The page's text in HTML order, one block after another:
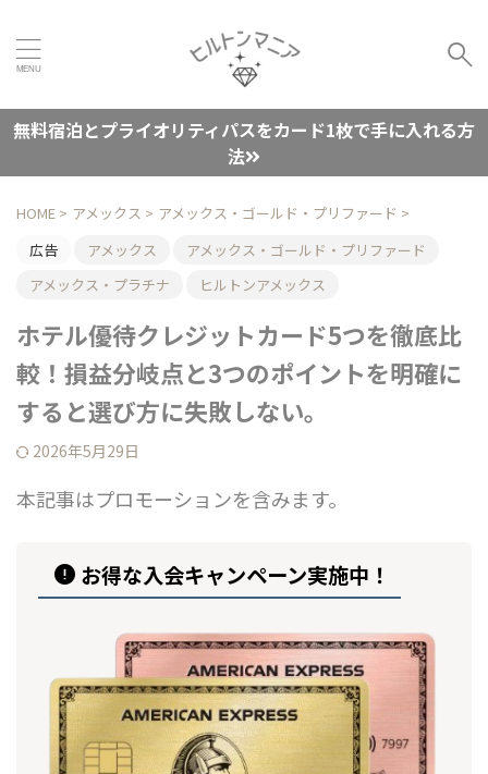
無料宿泊とプライオリティパスをカード1枚で手に入れる方
法
HOME > アメックス > アメックス・ゴールド・プリファード >
広告
アメックス
アメックス・ゴールド・プリファード
アメックス・プラチナ
ヒルトンアメックス
ホテル優待クレジットカード5つを徹底比
較！損益分岐点と3つのポイントを明確に
すると選び方に失敗しない。
2026年5月29日
本記事はプロモーションを含みます。
お得な入会キャンペーン実施中！